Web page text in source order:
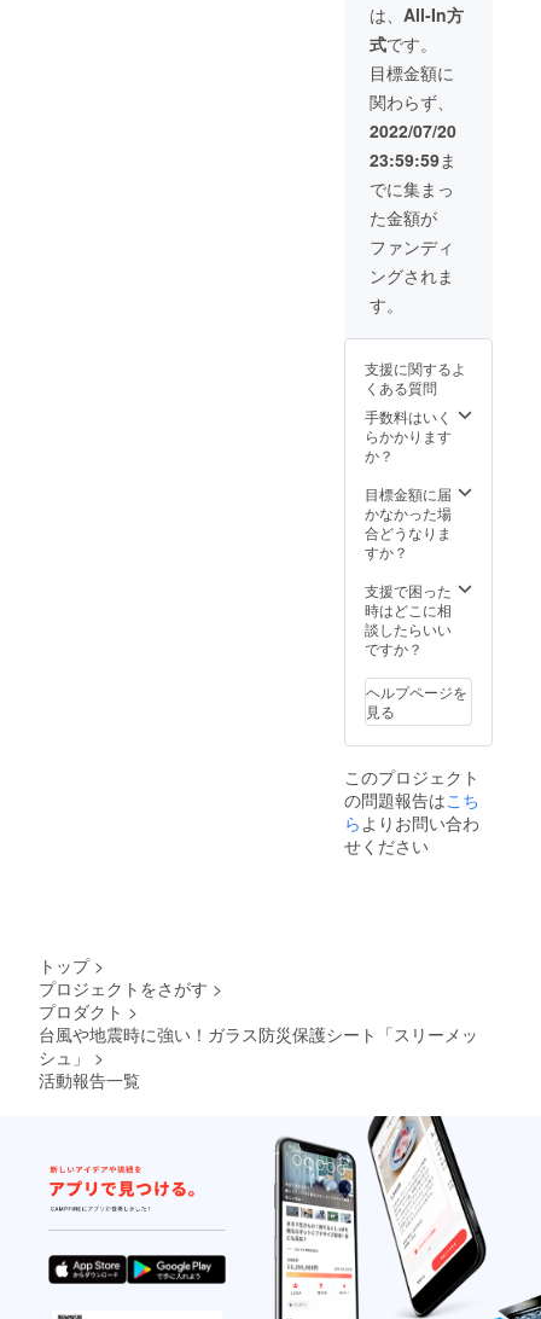
の一般
的な掃
き出し
ガラス
窓を対
策され
る場合
要にな
りま
す。
（計算
例）
1.69m×
2.03m=
÷1.84=1
.86本
ズはま
ちまち
なの
で、対
策され
る窓の
合計㎡
数から
1.84で
割ると
本数が
出せま
す。 目
安とし
て、サ
1.69m×
高さ
2.03m
の一般
的な掃
き出し
策され
る場合
は2本必
す。
（計算
例）
1.69m×
3.43㎡
3.43㎡
÷1.84=1
.86本
46㎝ ×
400㎝
（1.84
㎡） ●
梱包：
エコロ
ジーな
簡易包
装 [使
用本数
の目安]
スリー
メッ
シュ
シート
ありま
のサイ
ズはま
ちまち
なの
で、対
る窓の
合計㎡
数から
1.84で
本数が
出せま
す。 目
安とし
イズが
幅
1.69m×
高さ
の一般
的な掃
き出し
ガラス
窓を対
1.69m×
2.03m=
.86本
は、 All-In方
式です。
目標金額に
関わらず、
2022/07/20
23:59:59ま
でに集まっ
た金額が
ファンディ
ングされま
す。
支援に関するよ
くある質問
手数料はいく
らかかります
か？
目標金額に届
かなかった場
合どうなりま
すか？
支援で困った
時はどこに相
談したらいい
ですか？
ヘルプページを
見る
このプロジェクト
の問題報告はこち
ら よりお問い合わ
せください
トップ >
プロジェクトをさがす >
プロダクト >
台風や地震時に強い！ガラス防災保護シート「スリーメッ
シュ」
>
活動報告一覧